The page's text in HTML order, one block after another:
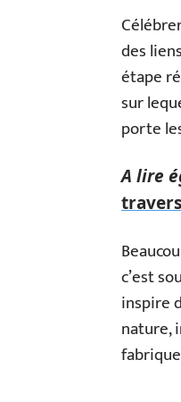
des
étape
sur
porte
A lire
c’est
inspire
nature,